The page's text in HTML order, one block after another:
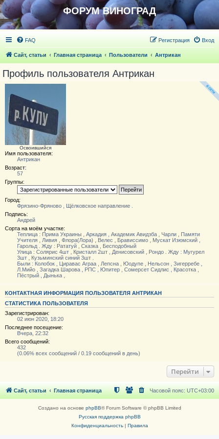
ФОРУМ ВИНОГРАД
FAQ Вход
Регистрация
Сайт, статьи Главная страница Пользователи Антрикан
Профиль пользователя Антрикан
Освоившийся
Имя пользователя:
Антрикан
Возраст:
57
Группы:
Город:
Фрязино-Фряново , Щёлковское направление .
Подпись:
Андрей
Сорта на моём участке:
Теплица : Прима Украины , Аркадия , Академик Авидзба , Чарли , Памяти
Учителя , Ливия , Флора(Лора) , Велес , Брависсимо , Мускат Изюмский ,
Гарольд . Жду : Рататуй , Сказка , Бесподобный
Улица : Солярис 4шт , Кристалл 2шт , Денисовский , Рондо . Жду : Мугурел
3шт , Кузьминский синий 3шт .
Были : Колобок , Циравас Аграа , Лепсна , Юодупе , Нельсон , Зигерребе ,
Л.Мийо , Загадка Шарова , РПС , Юпитер , Сомерсет Сидлис , Красотка ,
Пёстрый , Дынька ,
КОНТАКТНАЯ ИНФОРМАЦИЯ ПОЛЬЗОВАТЕЛЯ АНТРИКАН
СТАТИСТИКА ПОЛЬЗОВАТЕЛЯ
Зарегистрирован:
02 июн 2020, 18:20
Последнее посещение:
Вчера, 22:32
Всего сообщений:
432
(0.06% всех сообщений / 0.19 сообщений в день)
Перейти
Сайт, статьи Главная страница Часовой пояс: UTC+03:00
Создано на основе phpBB® Forum Software © phpBB Limited
Русская поддержка phpBB
Конфиденциальность| Правила